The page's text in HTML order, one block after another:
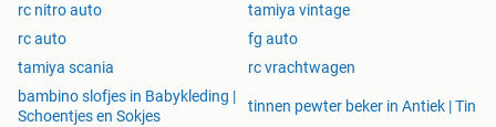
rc nitro auto
tamiya vintage
rc auto
fg auto
tamiya scania
rc vrachtwagen
bambino slofjes in Babykleding |
Schoentjes en Sokjes
tinnen pewter beker in Antiek | Tin